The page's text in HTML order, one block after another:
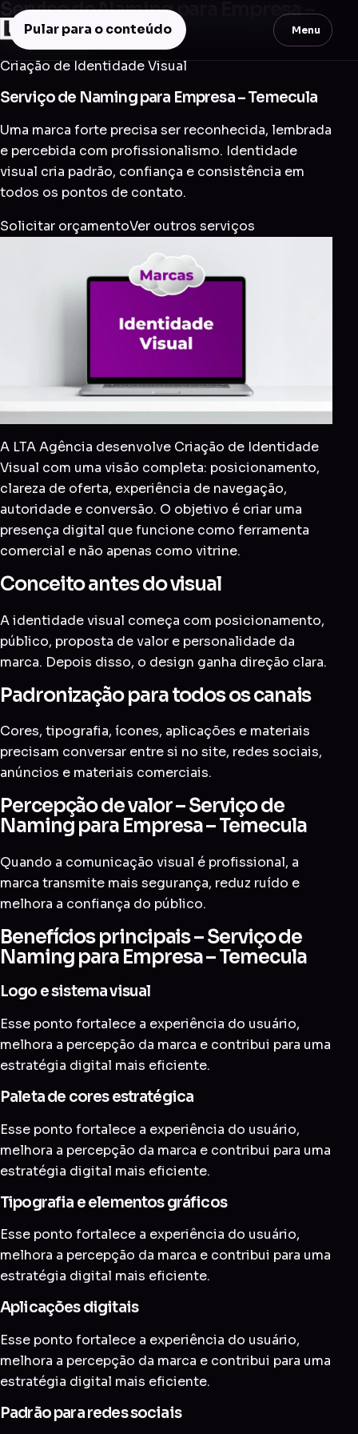
Pular para o conteúdo Menu
Serviço de Naming para Empresa –
Temecula
Criação de Identidade Visual
Serviço de Naming para Empresa – Temecula
Uma marca forte precisa ser reconhecida, lembrada
e percebida com profissionalismo. Identidade
visual cria padrão, confiança e consistência em
todos os pontos de contato.
Solicitar orçamentoVer outros serviços
A LTA Agência desenvolve Criação de Identidade
Visual com uma visão completa: posicionamento,
clareza de oferta, experiência de navegação,
autoridade e conversão. O objetivo é criar uma
presença digital que funcione como ferramenta
comercial e não apenas como vitrine.
Conceito antes do visual
A identidade visual começa com posicionamento,
público, proposta de valor e personalidade da
marca. Depois disso, o design ganha direção clara.
Padronização para todos os canais
Cores, tipografia, ícones, aplicações e materiais
precisam conversar entre si no site, redes sociais,
anúncios e materiais comerciais.
Percepção de valor – Serviço de
Naming para Empresa – Temecula
Quando a comunicação visual é profissional, a
marca transmite mais segurança, reduz ruído e
melhora a confiança do público.
Benefícios principais – Serviço de
Naming para Empresa – Temecula
Logo e sistema visual
Esse ponto fortalece a experiência do usuário,
melhora a percepção da marca e contribui para uma
estratégia digital mais eficiente.
Paleta de cores estratégica
Esse ponto fortalece a experiência do usuário,
melhora a percepção da marca e contribui para uma
estratégia digital mais eficiente.
Tipografia e elementos gráficos
Esse ponto fortalece a experiência do usuário,
melhora a percepção da marca e contribui para uma
estratégia digital mais eficiente.
Aplicações digitais
Esse ponto fortalece a experiência do usuário,
melhora a percepção da marca e contribui para uma
estratégia digital mais eficiente.
Padrão para redes sociais